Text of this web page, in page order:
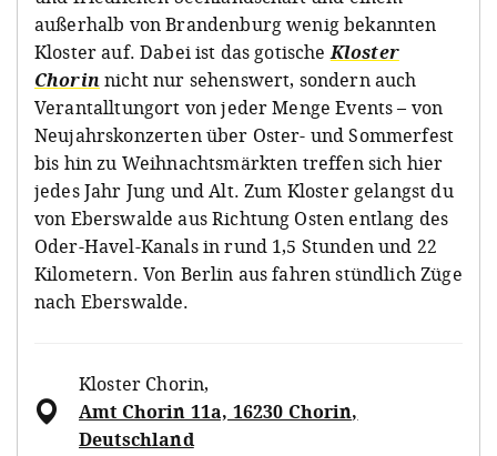
außerhalb von Brandenburg wenig bekannten
Kloster auf. Dabei ist das gotischeKloster
Chorinnicht nur sehenswert, sondern auch
Verantalltungort von jeder Menge Events – von
Neujahrskonzerten über Oster- und Sommerfest
bis hin zu Weihnachtsmärkten treffen sich hier
jedes Jahr Jung und Alt. Zum Kloster gelangst du
von Eberswalde aus Richtung Osten entlang des
Oder-Havel-Kanals in rund 1,5 Stunden und 22
Kilometern. Von Berlin aus fahren stündlich Züge
nach Eberswalde.
Kloster Chorin,
Amt Chorin 11a, 16230 Chorin,
Deutschland